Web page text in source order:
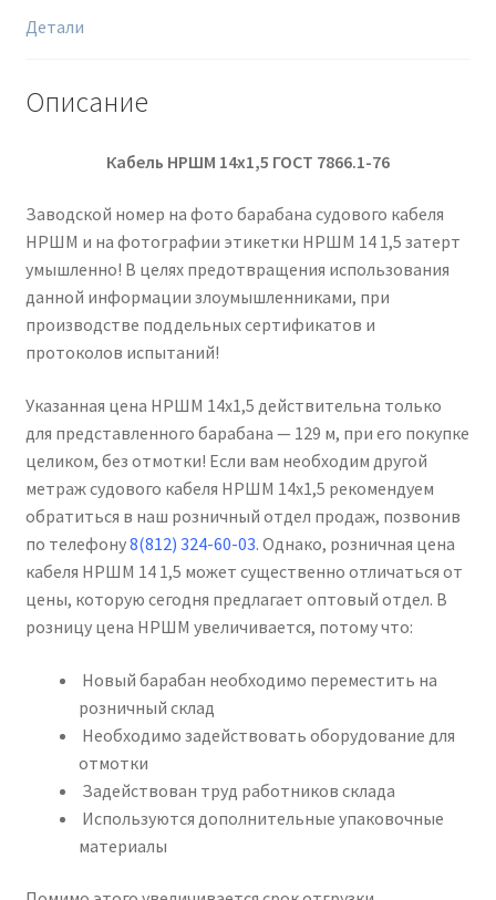
Детали
Описание
Кабель НРШМ 14х1,5 ГОСТ 7866.1-76
Заводской номер на фото барабана судового кабеля
НРШМ и на фотографии этикетки НРШМ 14 1,5 затерт
умышленно! В целях предотвращения использования
данной информации злоумышленниками, при
производстве поддельных сертификатов и
протоколов испытаний!
Указанная цена НРШМ 14х1,5 действительна только
для представленного барабана — 129 м, при его покупке
целиком, без отмотки! Если вам необходим другой
метраж судового кабеля НРШМ 14х1,5 рекомендуем
обратиться в наш розничный отдел продаж, позвонив
по телефону8(812) 324-60-03. Однако, розничная цена
кабеля НРШМ 14 1,5 может существенно отличаться от
цены, которую сегодня предлагает оптовый отдел. В
розницу цена НРШМ увеличивается, потому что:
Новый барабан необходимо переместить на
розничный склад
Необходимо задействовать оборудование для
отмотки
Задействован труд работников склада
Используются дополнительные упаковочные
материалы